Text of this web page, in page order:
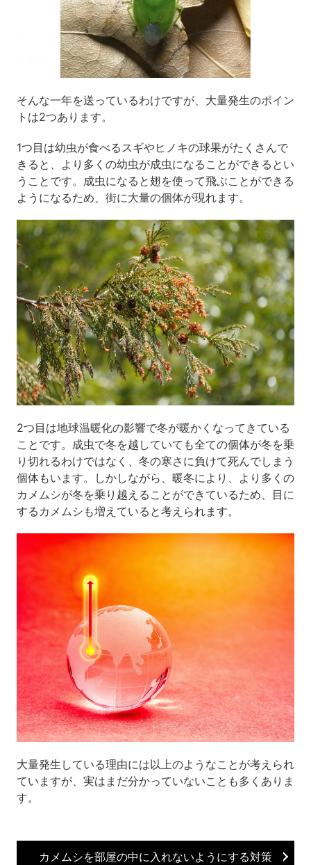
そんな一年を送っているわけですが、大量発生のポイン
トは2つあります。
1つ目は幼虫が食べるスギやヒノキの球果がたくさんで
きると、より多くの幼虫が成虫になることができるとい
うことです。成虫になると翅を使って飛ぶことができる
ようになるため、街に大量の個体が現れます。
2つ目は地球温暖化の影響で冬が暖かくなってきている
ことです。成虫で冬を越していても全ての個体が冬を乗
り切れるわけではなく、冬の寒さに負けて死んでしまう
個体もいます。しかしながら、暖冬により、より多くの
カメムシが冬を乗り越えることができているため、目に
するカメムシも増えていると考えられます。
大量発生している理由には以上のようなことが考えられ
ていますが、実はまだ分かっていないことも多くありま
す。
カメムシを部屋の中に入れないようにする対策